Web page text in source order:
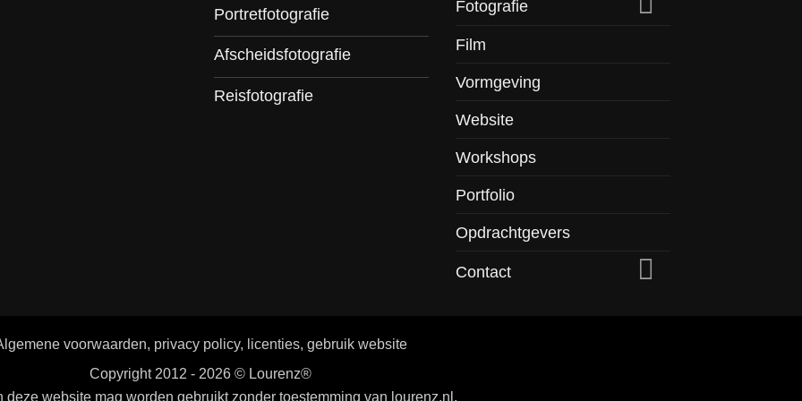
Portretfotografie
Afscheidsfotografie
Reisfotografie
Fotografie
Film
Vormgeving
Website
Workshops
Portfolio
Opdrachtgevers
Contact
voorwaarden, privacy policy, licenties, gebruik website
Copyright 2012 - 2026 © Lourenz®
deze website mag worden gebruikt zonder toestemming van lourenz.nl.